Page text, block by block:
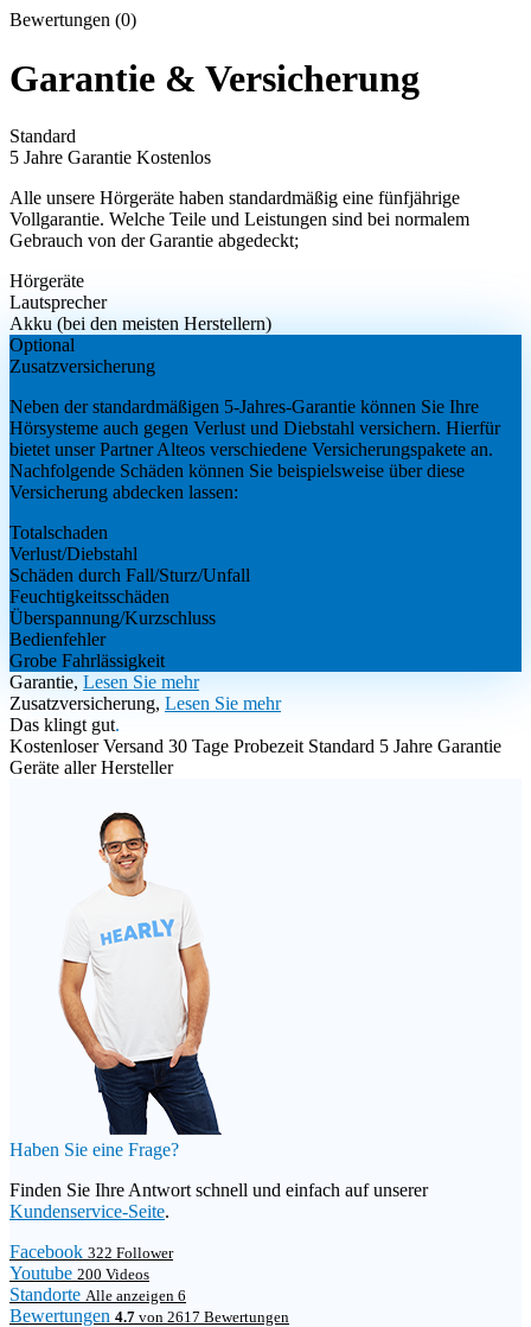
Bewertungen (0)
Garantie & Versicherung
Standard
5 Jahre Garantie Kostenlos
Alle unsere Hörgeräte haben standardmäßig eine fünfjährige
Vollgarantie. Welche Teile und Leistungen sind bei normalem
Gebrauch von der Garantie abgedeckt;
Hörgeräte
Lautsprecher
Akku (bei den meisten Herstellern)
Optional
Zusatzversicherung
Neben der standardmäßigen 5-Jahres-Garantie können Sie Ihre
Hörsysteme auch gegen Verlust und Diebstahl versichern. Hierfür
bietet unser Partner Alteos verschiedene Versicherungspakete an.
Nachfolgende Schäden können Sie beispielsweise über diese
Versicherung abdecken lassen:
Totalschaden
Verlust/Diebstahl
Schäden durch Fall/Sturz/Unfall
Feuchtigkeitsschäden
Überspannung/Kurzschluss
Bedienfehler
Grobe Fahrlässigkeit
Garantie, Lesen Sie mehr
Zusatzversicherung, Lesen Sie mehr
Das klingt gut.
Kostenloser Versand 30 Tage Probezeit Standard 5 Jahre Garantie
Geräte aller Hersteller
Haben Sie eine Frage?
Finden Sie Ihre Antwort schnell und einfach auf unserer
Kundenservice-Seite.
Facebook 322 Follower
Youtube 200 Videos
Standorte Alle anzeigen 6
Bewertungen 4.7 von 2617 Bewertungen